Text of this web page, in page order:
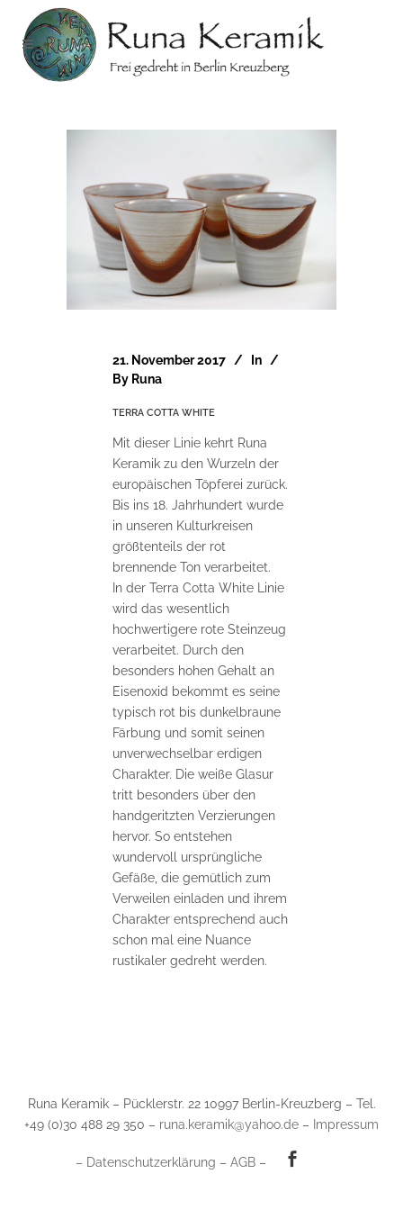
21. November 2017
In
By Runa
TERRA COTTA WHITE
Mit dieser Linie kehrt Runa
Keramik zu den Wurzeln der
europäischen Töpferei zurück.
Bis ins 18. Jahrhundert wurde
in unseren Kulturkreisen
größtenteils der rot
brennende Ton verarbeitet.
In der Terra Cotta White Linie
wird das wesentlich
hochwertigere rote Steinzeug
verarbeitet. Durch den
besonders hohen Gehalt an
Eisenoxid bekommt es seine
typisch rot bis dunkelbraune
Färbung und somit seinen
unverwechselbar erdigen
Charakter. Die weiße Glasur
tritt besonders über den
handgeritzten Verzierungen
hervor. So entstehen
wundervoll ursprüngliche
Gefäße, die gemütlich zum
Verweilen einladen und ihrem
Charakter entsprechend auch
schon mal eine Nuance
rustikaler gedreht werden.
Runa Keramik – Pücklerstr. 22 10997 Berlin-Kreuzberg – Tel.
+49 (0)30 488 29 350 – runa.keramik@yahoo.de – Impressum
– Datenschutzerklärung –AGB –